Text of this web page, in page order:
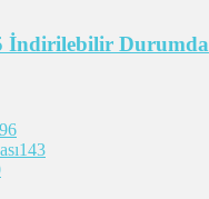
İndirilebilir Durumda
143